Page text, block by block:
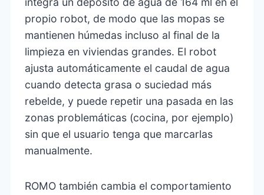
propio robot, de modo que las mopas se
mantienen húmedas incluso al final de la
limpieza en viviendas grandes. El robot
ajusta automáticamente el caudal de agua
cuando detecta grasa o suciedad más
rebelde, y puede repetir una pasada en las
zonas problemáticas (cocina, por ejemplo)
sin que el usuario tenga que marcarlas
manualmente.
ROMO también cambia el comportamiento